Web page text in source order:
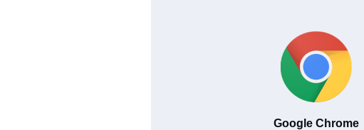
Google Chrome